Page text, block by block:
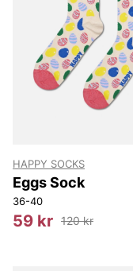
HAPPY SOCKS
Eggs Sock
36-40
59 kr 120 kr